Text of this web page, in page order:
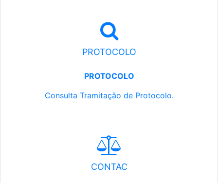
PROTOCOLO
PROTOCOLO
Consulta Tramitação de Protocolo.
CONTAC